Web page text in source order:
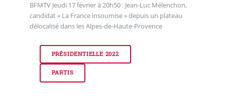
BFMTV Jeudi 17 février à 20h50 : Jean-Luc Mélenchon,
candidat « La France insoumise » depuis un plateau
délocalisé dans les Alpes-de-Haute-Provence
PRÉSIDENTIELLE 2022
PARTIS